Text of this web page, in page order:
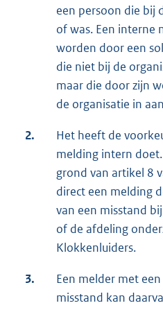
een persoon die bij
of was. Een interne
worden door een
die niet bij de
maar die door zijn
de organisatie in
2.
Het heeft de
melding intern
grond van artikel 8
direct een melding
van een misstand
of de afdeling
Klokkenluiders.
3.
Een melder met
misstand kan